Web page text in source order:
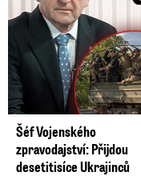
Šéf Vojenského
zpravodajství: Přijdou
desetitisíce Ukrajinců